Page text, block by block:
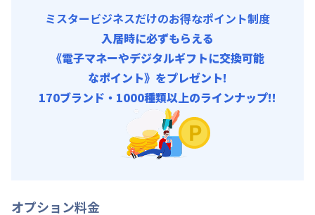
ミスタービジネスだけのお得なポイント制度
入居時に必ずもらえる
《電子マネーやデジタルギフトに交換可能
なポイント》をプレゼント!
170ブランド・1000種類以上のラインナップ!!
オプション料金